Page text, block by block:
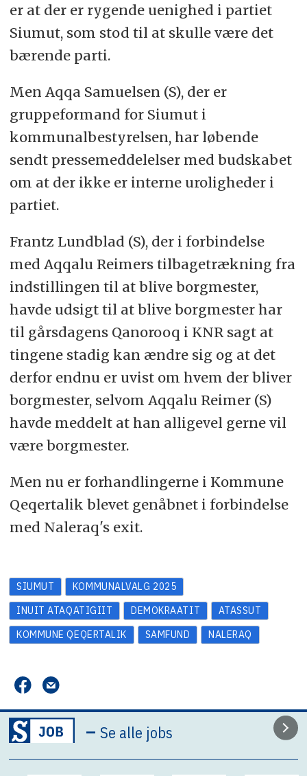
er at der er rygende uenighed i partiet
Siumut, som stod til at skulle være det
bærende parti.
Men Aqqa Samuelsen (S), der er
gruppeformand for Siumut i
kommunalbestyrelsen, har løbende
sendt pressemeddelelser med budskabet
om at der ikke er interne uroligheder i
partiet.
Frantz Lundblad (S), der i forbindelse
med Aqqalu Reimers tilbagetrækning fra
indstillingen til at blive borgmester,
havde udsigt til at blive borgmester har
til gårsdagens Qanorooq i KNR sagt at
tingene stadig kan ændre sig og at det
derfor endnu er uvist om hvem der bliver
borgmester, selvom Aqqalu Reimer (S)
havde meddelt at han alligevel gerne vil
være borgmester.
Men nu er forhandlingerne i Kommune
Qeqertalik blevet genåbnet i forbindelse
med Naleraq's exit.
SIUMUT
KOMMUNALVALG 2025
INUIT ATAQATIGIIT
DEMOKRAATIT
ATASSUT
KOMMUNE QEQERTALIK
SAMFUND NALERAQ
–Se alle jobs